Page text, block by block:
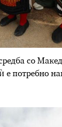
со
е потребно